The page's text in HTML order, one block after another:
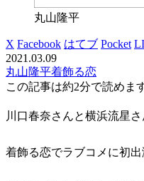
丸山隆平
X Facebook はてブ Pocket
2021.03.09
丸山隆平着飾る恋
この記事は約2分で読めま
川口春奈さんと横浜流星
着飾る恋でラブコメに初出